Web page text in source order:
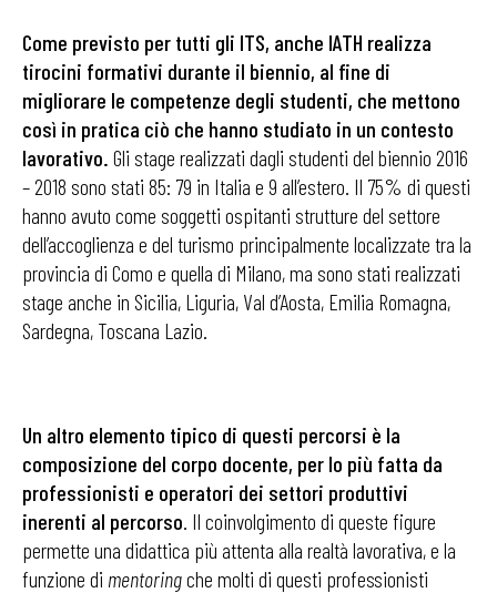
Come previsto per tutti gli ITS, anche IATH realizza
tirocini formativi durante il biennio, al fine di
migliorare le competenze degli studenti, che mettono
così in pratica ciò che hanno studiato in un contesto
lavorativo. Gli stage realizzati dagli studenti del biennio 2016
– 2018 sono stati 85: 79 in Italia e 9 all’estero. Il 75% di questi
hanno avuto come soggetti ospitanti strutture del settore
dell’accoglienza e del turismo principalmente localizzate tra la
provincia di Como e quella di Milano, ma sono stati realizzati
stage anche in Sicilia, Liguria, Val d’Aosta, Emilia Romagna,
Sardegna, Toscana Lazio.
Un altro elemento tipico di questi percorsi è la
composizione del corpo docente, per lo più fatta da
professionisti e operatori dei settori produttivi
inerenti al percorso. Il coinvolgimento di queste figure
permette una didattica più attenta alla realtà lavorativa, e la
funzione di mentoringche molti di questi professionisti